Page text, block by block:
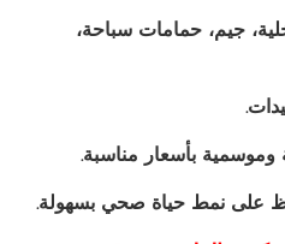
جيم، حمامات سباحة،
وموسمية بأسعار مناسبة.
على نمط حياة صحي بسهولة.